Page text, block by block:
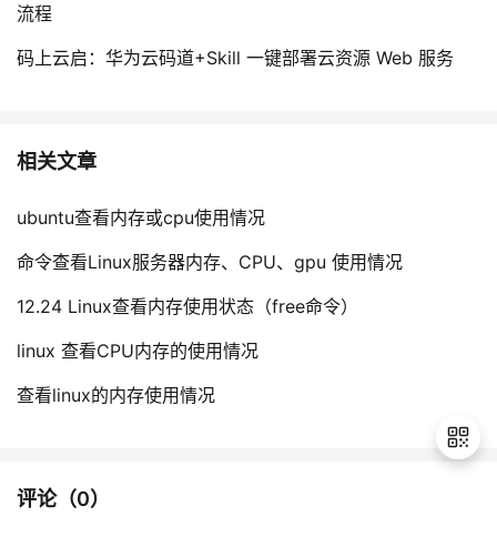
流程
码上云启：华为云码道+Skill 一键部署云资源 Web 服务
相关文章
ubuntu查看内存或cpu使用情况
命令查看Linux服务器内存、CPU、gpu 使用情况
12.24 Linux查看内存使用状态（free命令）
linux 查看CPU内存的使用情况
查看linux的内存使用情况
评论（0）